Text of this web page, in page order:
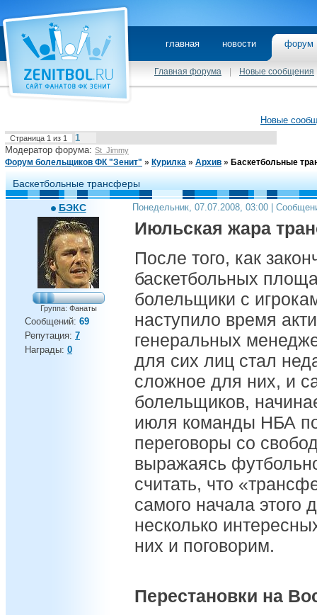
главная новости
Главная форума Новые сообщения
Новые
Страница 1 из 1
1
Модератор форума: St_Jimmy
Форум болельщиков ФК "Зенит" » Курилка » Архив » Баскетбольные
Баскетбольные трансферы
БЭКС
Группа: Фанаты
Сообщений: 69
Репутация: 7
Награды: 0
Понедельник, 07.07.2008, 03:00 |
Июльская жара
После того, как
баскетбольных
болельщики с
наступило время
генеральных
для сих лиц стал
сложное для них, и
болельщиков,
июля команды НБА
переговоры со
выражаясь
считать, что
самого начала этого
несколько
них и поговорим.
Перестановки на